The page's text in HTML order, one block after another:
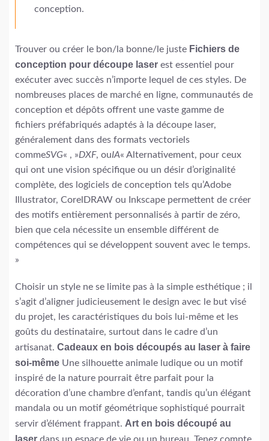
conception.
Trouver ou créer le bon/la bonne/le juste Fichiers de
conception pour découpe laser est essentiel pour
exécuter avec succès n’importe lequel de ces styles. De
nombreuses places de marché en ligne, communautés de
conception et dépôts offrent une vaste gamme de
fichiers préfabriqués adaptés à la découpe laser,
généralement dans des formats vectoriels
commeSVG« , »DXF, ouIA« Alternativement, pour ceux
qui ont une vision spécifique ou un désir d’originalité
complète, des logiciels de conception tels qu’Adobe
Illustrator, CorelDRAW ou Inkscape permettent de créer
des motifs entièrement personnalisés à partir de zéro,
bien que cela nécessite un ensemble différent de
compétences qui se développent souvent avec le temps.
»
Choisir un style ne se limite pas à la simple esthétique ; il
s’agit d’aligner judicieusement le design avec le but visé
du projet, les caractéristiques du bois lui-même et les
goûts du destinataire, surtout dans le cadre d’un
artisanat. Cadeaux en bois découpés au laser à faire
soi-même Une silhouette animale ludique ou un motif
inspiré de la nature pourrait être parfait pour la
décoration d’une chambre d’enfant, tandis qu’un élégant
mandala ou un motif géométrique sophistiqué pourrait
servir d’élément frappant. Art en bois découpé au